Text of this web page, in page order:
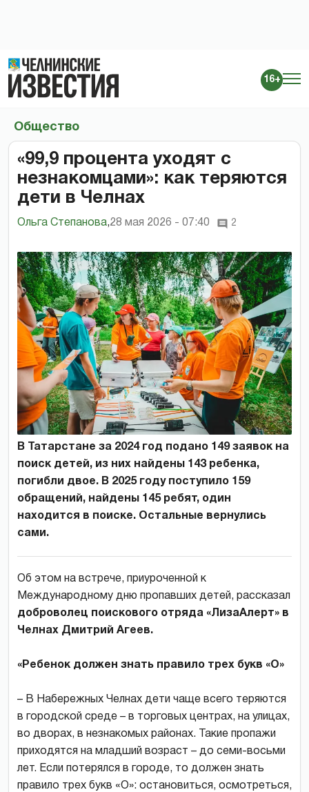
16+
Общество
«99,9 процента уходят с
незнакомцами»: как теряются
дети в Челнах
Ольга Степанова,28 мая 2026 - 07:40 2
В Татарстане за 2024 год подано 149 заявок на
поиск детей, из них найдены 143 ребенка,
погибли двое. В 2025 году поступило 159
обращений, найдены 145 ребят, один
находится в поиске. Остальные вернулись
сами.
Об этом на встрече, приуроченной к
Международному дню пропавших детей, рассказал
доброволец поискового отряда «ЛизаАлерт» в
Челнах Дмитрий Агеев.
«Ребенок должен знать правило трех букв «О»
– В Набережных Челнах дети чаще всего теряются
в городской среде – в торговых центрах, на улицах,
во дворах, в незнакомых районах. Такие пропажи
приходятся на младший возраст – до семи-восьми
лет. Если потерялся в городе, то должен знать
правило трех букв «О»: остановиться, осмотреться,